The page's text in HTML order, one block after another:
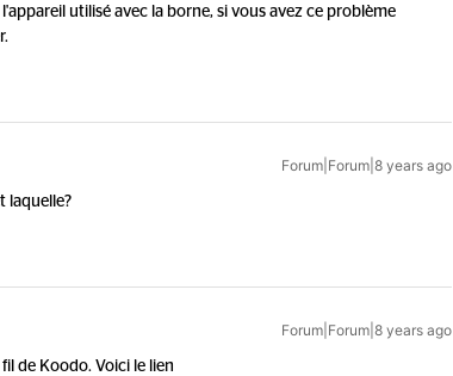
utilisé avec la borne, si vous avez ce problème
Forum|Forum|8 years ago
laquelle?
Forum|Forum|8 years ago
de Koodo. Voici le lien